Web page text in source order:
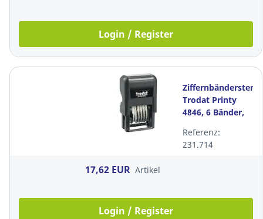
Login / Register
Trodat Printy
4846, 6 Bänder,
4mm, schwarz
Referenz:
231.714
17,62 EUR Artikel
Login / Register